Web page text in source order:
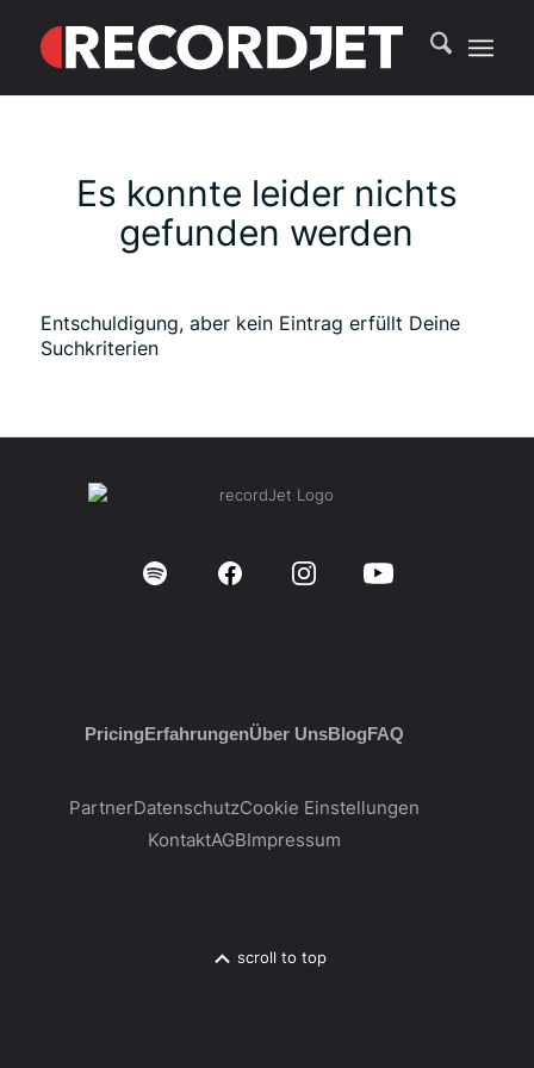
Es konnte leider nichts
gefunden werden
Entschuldigung, aber kein Eintrag erfüllt Deine
Suchkriterien
PricingErfahrungenÜber UnsBlogFAQ
PartnerDatenschutzCookie Einstellungen
KontaktAGBImpressum
scroll to top